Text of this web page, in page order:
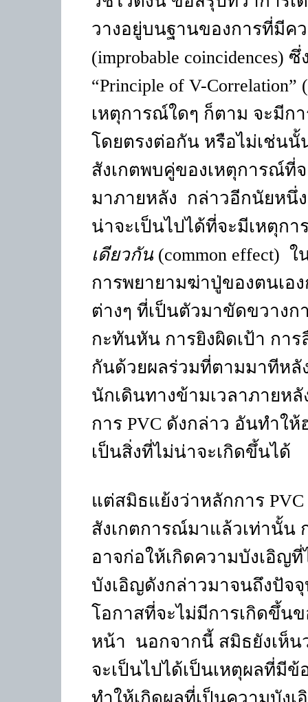
วางอยู่บนฐานของการที่มีค
(improbable coincidences) ซึ่
“Principle of V-
เหตุการณ์ใดๆ ก็ตาม จะมีก
โดยตรงต่อกัน หรือไม่เช่นนั้
สังเกตพบคู่ของเหตุการณ์ที่
มาภายหลัง กล่าวอีกนัยหนึ่
น่าจะเป็นไปได้ที่จะมีเหตุก
เดียวกัน (common effect) ใ
การพยายามฆ่าปู่ของตนเอ
ต่างๆ ที่เป็นตัวมาขัดขวาง
กะทันหัน การยิงผิดเป้า กา
กันด้วยผลร่วมที่ตามมาทีห
นักเดินทางข้ามเวลาภายห
การ PVC ดังกล่าว อันทำให้
เป็นสิ่งที่ไม่น่าจะเกิดขึ้นได้
แต่สมิธแย้งว่าหลักการ PVC
สังเกตการณ์มาแล้วเท่านั้น
อาจก่อให้เกิดความบังเอิญ
บังเอิญดังกล่าวมาจนถึงปัจ
โอกาสที่จะไม่มีการเกิดขึ้น
หน้า นอกจากนี้ สมิธยังเห็
จะเป็นไปได้เป็นเหตุผลที่มี